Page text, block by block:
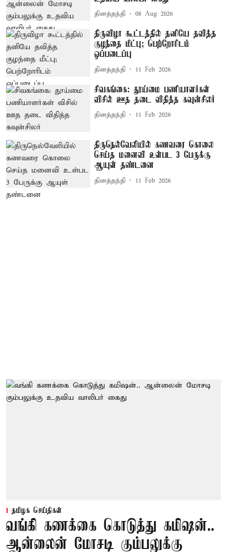
தினத்தந்தி 08 Aug 2026
திருவிழா கூட்டத்தில் தனியே தவித்த
குழந்தை மீட்பு; பெற்றோரிடம்
ஒப்படைப்பு
தினத்தந்தி 11 Feb 2026
சிவகங்கை: தூய்மை பணியாளர்கள்
விசில் ஊத தடை விதித்த கவுன்சிலர்
தினத்தந்தி 11 Feb 2026
திருநெல்வேலியில் கணவரை கொலை
செய்த மனைவி உள்பட 3 பேருக்கு
ஆயுள் தண்டனை
தினத்தந்தி 11 Feb 2026
தமிழக செய்திகள்
வங்கி கணக்கை கொடுத்து கமிஷன்..
ஆன்லைன் மோசடி கும்பலுக்கு